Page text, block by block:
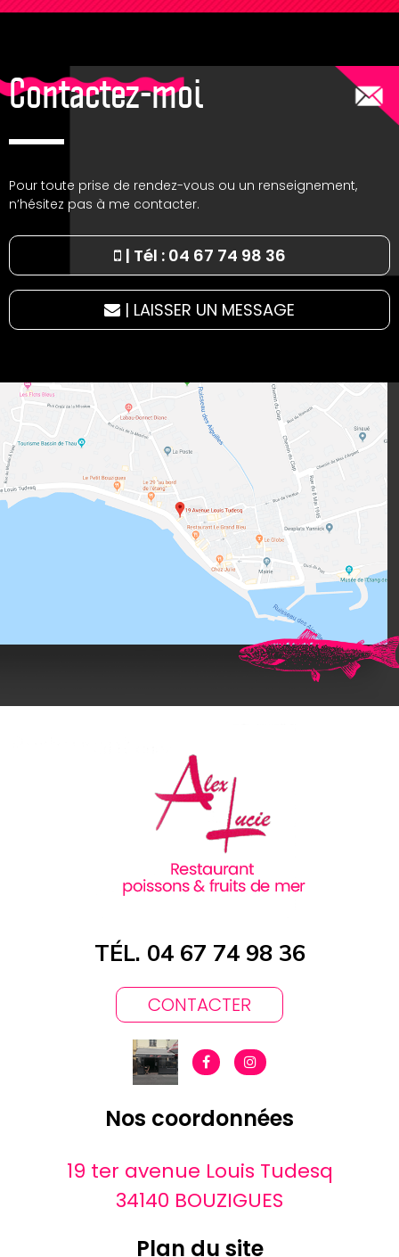
Contactez-moi
Pour toute prise de rendez-vous ou un renseignement,
n’hésitez pas à me contacter.
| Tél : 04 67 74 98 36
| LAISSER UN MESSAGE
TÉL. 04 67 74 98 36
CONTACTER
Nos coordonnées
19 ter avenue Louis Tudesq
34140 BOUZIGUES
Plan du site